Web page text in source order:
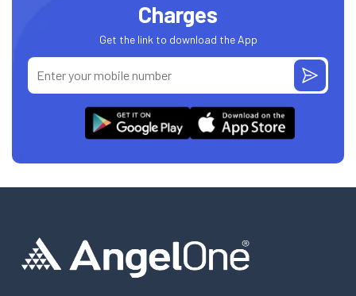
Charges
Get the link to download the App